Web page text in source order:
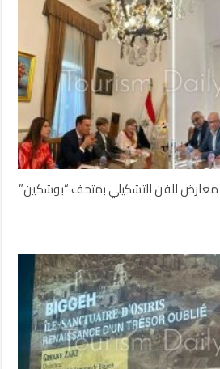
معارض للفن التشكيلي بمتحف “بوشكين”